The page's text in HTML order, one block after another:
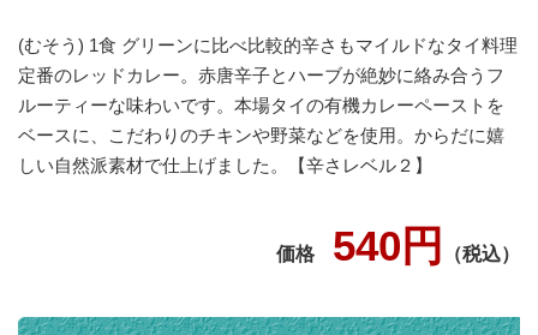
(むそう) 1食 グリーンに比べ比較的辛さもマイルドなタイ料理
定番のレッドカレー。赤唐辛子とハーブが絶妙に絡み合うフ
ルーティーな味わいです。本場タイの有機カレーペーストを
ベースに、こだわりのチキンや野菜などを使用。からだに嬉
しい自然派素材で仕上げました。【辛さレベル２】
価格 540円 （税込）